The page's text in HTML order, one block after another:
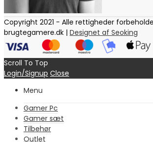
Copyright 2021 - Alle rettigheder
brugtegamere.dk | Designet af Seoking
Scroll To Top
Login/Signup Close
Menu
Gamer Pc
Gamer sæt
Tilbehør
Outlet